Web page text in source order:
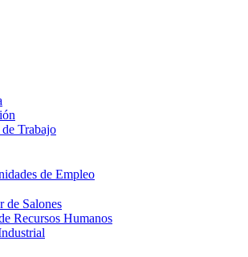
Trabajo
de Empleo
de Salones
Recursos Humanos